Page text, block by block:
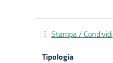
Stampa / Condividi
Tipologia